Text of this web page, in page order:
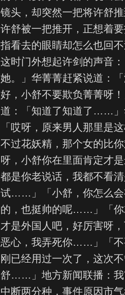
镜头，却突然一把将许舒
许舒被一把推开，正想着
指看去的眼睛却怎么也回不
这时门外想起许剑的声音
她。」华菁菁赶紧说道：
好，小舒不要欺负菁菁呀
道：「知道了知道了……」
「哎呀，原来男人那里是
不过花妖精，那个女的比
呀，小舒你在里面肯定才
都是你老说话，我都不看
试……」「小舒，你怎么会
的，也挺帅的呢……」「
才是外国人吧，好厉害呀
恶心，我弄死你……」「不
刚已经用过一次了，这
舒……」地方新闻联播：我
中断两分种，事件原因市